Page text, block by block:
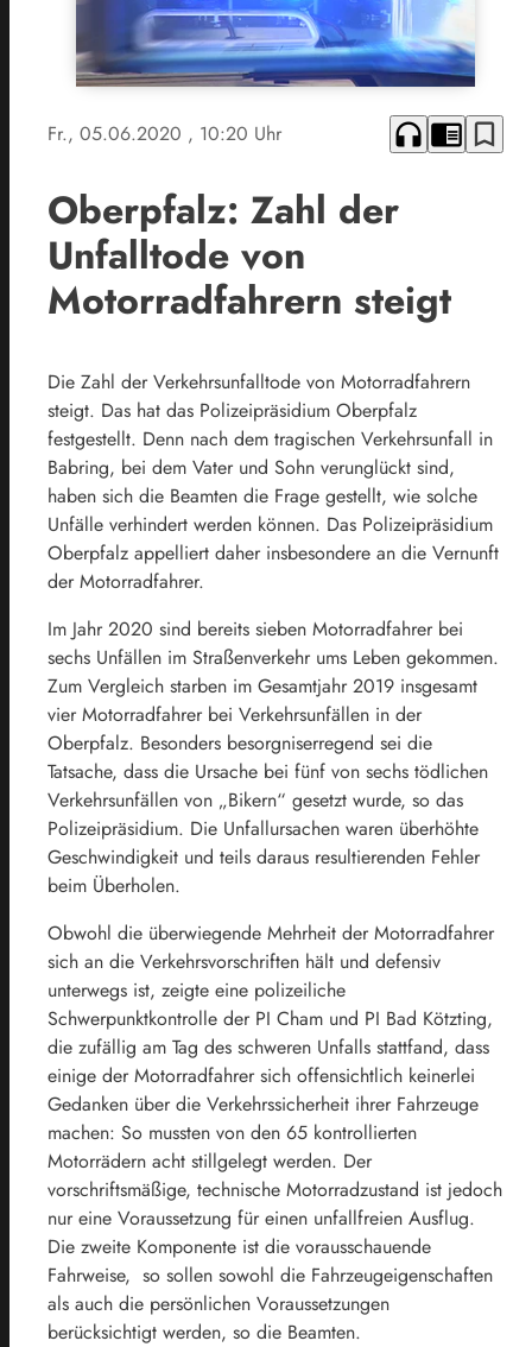
Fr., 05.06.2020 , 10:20 Uhr headphones chrome_reader_mode bookmark_border
Oberpfalz: Zahl der
Unfalltode von
Motorradfahrern steigt
Die Zahl der Verkehrsunfalltode von Motorradfahrern
steigt. Das hat das Polizeipräsidium Oberpfalz
festgestellt. Denn nach dem tragischen Verkehrsunfall in
Babring, bei dem Vater und Sohn verunglückt sind,
haben sich die Beamten die Frage gestellt, wie solche
Unfälle verhindert werden können. Das Polizeipräsidium
Oberpfalz appelliert daher insbesondere an die Vernunft
der Motorradfahrer.
Im Jahr 2020 sind bereits sieben Motorradfahrer bei
sechs Unfällen im Straßenverkehr ums Leben gekommen.
Zum Vergleich starben im Gesamtjahr 2019 insgesamt
vier Motorradfahrer bei Verkehrsunfällen in der
Oberpfalz. Besonders besorgniserregend sei die
Tatsache, dass die Ursache bei fünf von sechs tödlichen
Verkehrsunfällen von „Bikern“ gesetzt wurde, so das
Polizeipräsidium. Die Unfallursachen waren überhöhte
Geschwindigkeit und teils daraus resultierenden Fehler
beim Überholen.
Obwohl die überwiegende Mehrheit der Motorradfahrer
sich an die Verkehrsvorschriften hält und defensiv
unterwegs ist, zeigte eine polizeiliche
Schwerpunktkontrolle der PI Cham und PI Bad Kötzting,
die zufällig am Tag des schweren Unfalls stattfand, dass
einige der Motorradfahrer sich offensichtlich keinerlei
Gedanken über die Verkehrssicherheit ihrer Fahrzeuge
machen: So mussten von den 65 kontrollierten
Motorrädern acht stillgelegt werden. Der
vorschriftsmäßige, technische Motorradzustand ist jedoch
nur eine Voraussetzung für einen unfallfreien Ausflug.
Die zweite Komponente ist die vorausschauende
Fahrweise, so sollen sowohl die Fahrzeugeigenschaften
als auch die persönlichen Voraussetzungen
berücksichtigt werden, so die Beamten.